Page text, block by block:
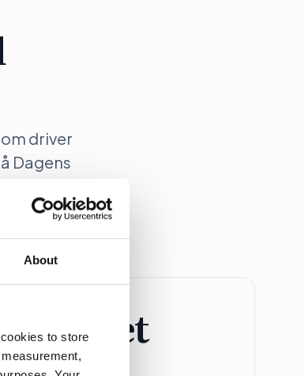
About
to store
driver
Dagens